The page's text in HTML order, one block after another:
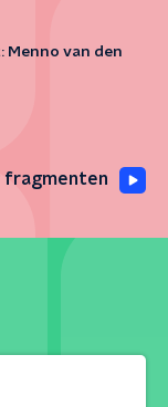
Menno van den
fragmenten